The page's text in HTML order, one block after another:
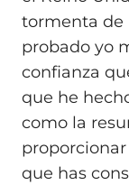
tormenta de
probado yo
confianza
que he
como la
que has